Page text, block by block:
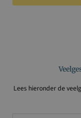
Lees hieronder de